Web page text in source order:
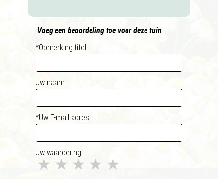
Voeg een beoordeling toe voor deze tuin
*Opmerking titel:
Uw naam:
*Uw E-mail adres:
Uw waardering:
★
★
★
★
★